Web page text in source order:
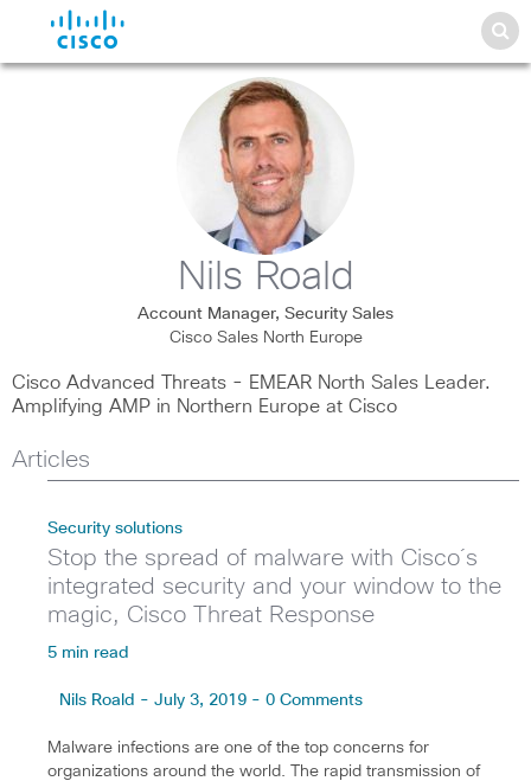
Nils Roald
Account Manager, Security Sales
Cisco Sales North Europe
Cisco Advanced Threats - EMEAR North Sales Leader.
Amplifying AMP in Northern Europe at Cisco
Articles
Security solutions
Stop the spread of malware with Cisco´s
integrated security and your window to the
magic, Cisco Threat Response
5 min read
Nils Roald - July 3, 2019 - 0 Comments
Malware infections are one of the top concerns for
organizations around the world. The rapid transmission of